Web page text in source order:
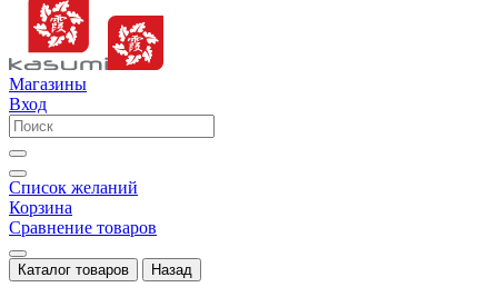
Магазины
Вход
Список желаний
Корзина
Сравнение товаров
Каталог товаров Назад